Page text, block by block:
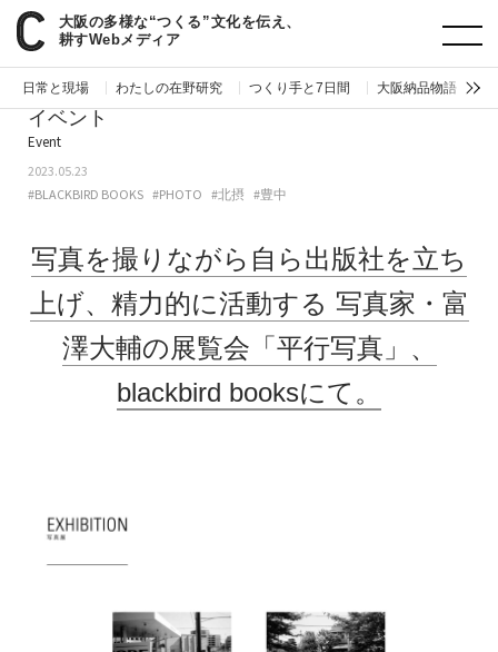
大阪の多様な“つくる”文化を伝え、
耕すWebメディア
日常と現場 わたしの在野研究 つくり手と7日間 大阪納品物語
paperC 今週のイベント
イベント
Event
2023.05.23
#BLACKBIRD BOOKS #PHOTO #北摂 #豊中
写真を撮りながら自ら出版社を立ち
上げ、精力的に活動する 写真家・富
澤大輔の展覧会「平行写真」、
blackbird booksにて。